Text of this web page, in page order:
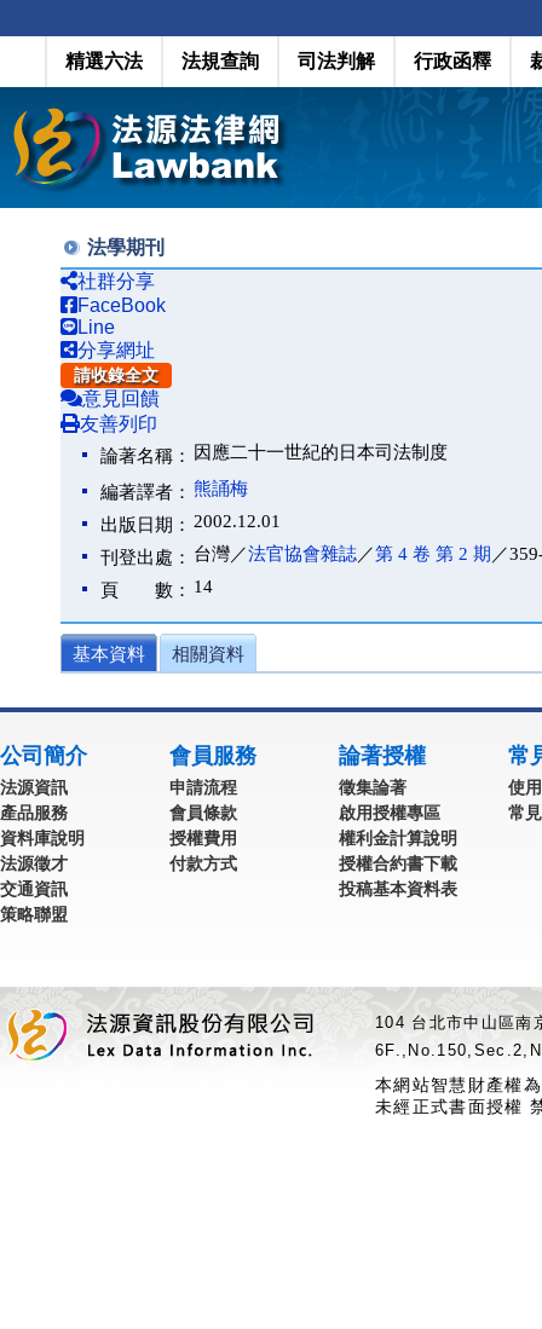
精選六法 法規查詢 司法判解 行政函釋
法學期刊
社群分享
FaceBook
Line
分享網址
請收錄全文
意見回饋
友善列印
論著名稱： 因應二十一世紀的日本司法制度
編著譯者： 熊誦梅
出版日期： 2002.12.01
刊登出處： 台灣／法官協會雜誌／第 4 卷 第 2 期 ／
頁 數： 14
基本資料 相關資料
公司簡介
法源資訊
產品服務
資料庫說明
法源徵才
交通資訊
策略聯盟
會員服務
申請流程
會員條款
授權費用
付款方式
論著授權
徵集論著
啟用授權專區
權利金計算說明
授權合約書下載
投稿基本資料表
常
使
常
104 台北市中山區
本網站智慧財產權
未經正式書面授權